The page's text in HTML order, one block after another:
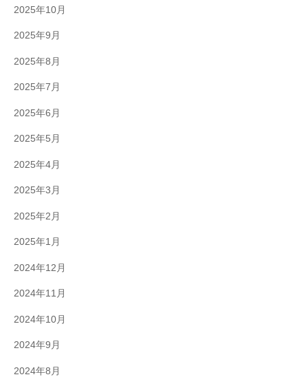
2025年10月
2025年9月
2025年8月
2025年7月
2025年6月
2025年5月
2025年4月
2025年3月
2025年2月
2025年1月
2024年12月
2024年11月
2024年10月
2024年9月
2024年8月